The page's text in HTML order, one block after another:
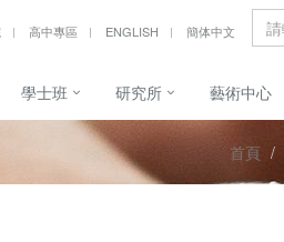
高中專區 ENGLISH 簡体中文
學士班 研究所 藝術中心
首頁